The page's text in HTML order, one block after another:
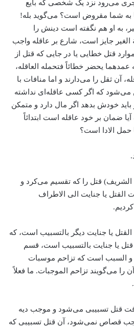
می‌رود نزد یک شخصی که بایع
به شما مقروض است؟ می‌گوید بله!
به او هم نگفته است دینش را
جایز است، شارع بر عاقله واجب
قتل خطایی یا در جایی که قتل از
یحضر خطائاً فتحمله العاقله،
آن ثقل را می‌دارند و اما منافات با
می‌شود که اگر کسی عاقله‌ای نداشته
باید خودش بدهد اگر مال دارد و متمکن
ضمان بر خود عاقله است ابتدائاً
الادا است؟
قتل را که تقسیم می‌کرد و
القتل یا جنایت الی الاطراف
یا جنایت دیگر بالتسبیب است، که
یا جنایت بالتسبیب است، قسم
و السبب است که تزاحم موسبات
می‌گویند تزاحم الموجبات. ما فعلاً
وقت قتل تسبیبی می‌شود و موجب دیه
قصاص نمی‌شود، آن قتل تسبیبی که